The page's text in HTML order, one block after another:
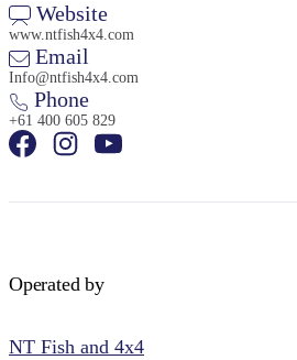
Website
www.ntfish4x4.com
Email
Info@ntfish4x4.com
Phone
+61 400 605 829
Operated by
NT Fish and 4x4